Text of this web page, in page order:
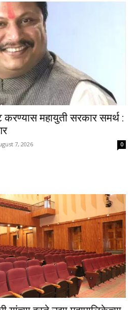
करण्यास महायुती सरकार समर्थ :
7, 2026 0